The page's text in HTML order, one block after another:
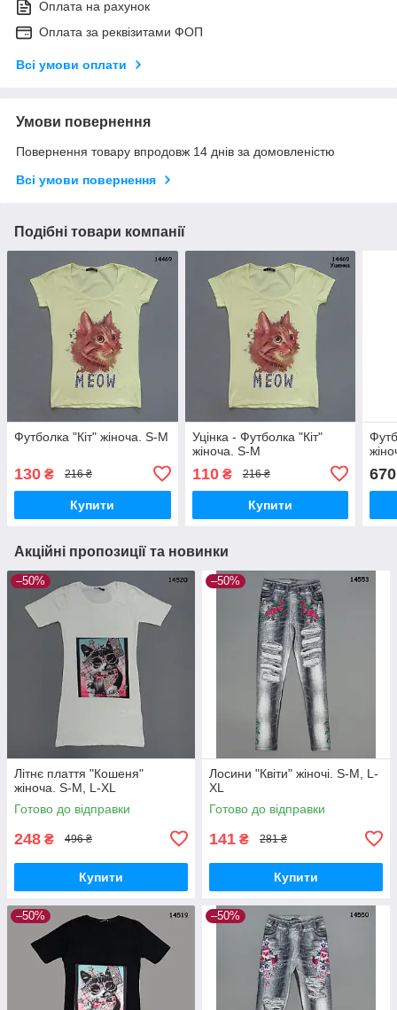
Оплата на рахунок
Оплата за реквізитами ФОП
Всі умови оплати
Умови повернення
Повернення товару впродовж 14 днів за домовленістю
Всі умови повернення
Подібні товари компанії
Футболка "Кіт" жіноча. S-M
130 ₴ 216 ₴
Купити
Уцінка - Футболка "Кіт"
жіноча. S-M
110₴ 216 ₴
Купити
670
Акційні пропозиції та новинки
–50%
Літнє плаття "Кошеня"
жіноча. S-M, L-XL
Готово до відправки
248 ₴ 496 ₴
Купити
–50%
Лосини "Квіти" жіночі. S-M, L-
XL
Готово до відправки
141 ₴ 281 ₴
Купити
–50% –50%